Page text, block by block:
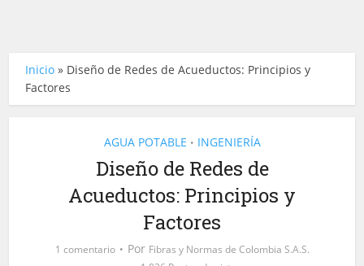
Inicio » Diseño de Redes de Acueductos: Principios y
Factores
AGUA POTABLE • INGENIERÍA
Diseño de Redes de
Acueductos: Principios y
Factores
1 comentario Por Fibras y Normas de Colombia S.A.S.